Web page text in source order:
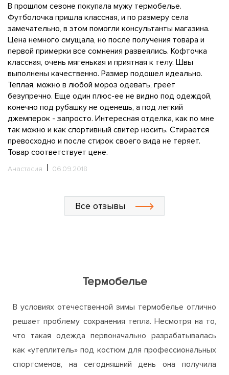
В прошлом сезоне покупала мужу термобелье.
Футболочка пришла классная, и по размеру села
замечательно, в этом помогли консультанты магазина.
Цена немного смущала, но после получения товара и
первой примерки все сомнения развеялись. Кофточка
классная, очень мягенькая и приятная к телу. Швы
выполнены качественно. Размер подошел идеально.
Теплая, можно в любой мороз одевать, греет
безупречно. Еще один плюс-ее не видно под одеждой,
конечно под рубашку не оденешь, а под легкий
джемперок - запросто. Интересная отделка, как по мне
так можно и как спортивный свитер носить. Стирается
превосходно и после стирок своего вида не теряет.
Товар соответствует цене.
Анастасия 06.09.2018
Все отзывы
Термобелье
В условиях отечественной зимы термобелье отлично
решает проблему сохранения тепла. Несмотря на то,
что такая одежда первоначально разрабатывалась
как «утеплитель» под костюм для профессиональных
спортсменов, на сегодняшний день она получила